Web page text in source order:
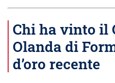
Chi ha vinto il
Olanda di
d’oro recente